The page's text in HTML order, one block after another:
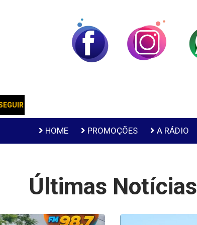
HOME PROMOÇÕES A RÁDIO
Últimas Notícias